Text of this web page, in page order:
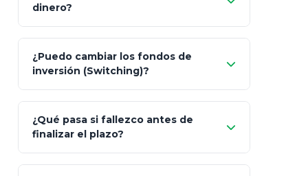
dinero?
inflación), Dólares o Euros
¿Puedo cambiar los fondos de
inversión (Switching)?
"Switching" (cambio de fondos)
¿Qué pasa si fallezco antes de
finalizar el plazo?